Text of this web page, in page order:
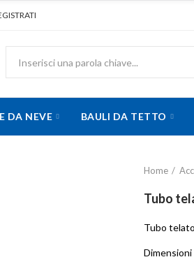
DA NEVE BAULI DA TETTO
Home
Tubo
Tubo
Dimensioni